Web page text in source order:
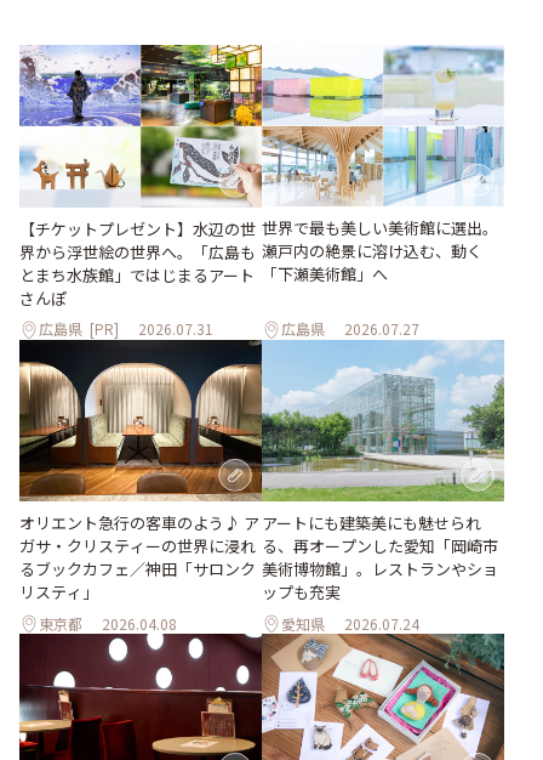
【チケットプレゼント】水辺の世
界から浮世絵の世界へ。「広島も
とまち水族館」ではじまるアート
さんぽ
広島県 [PR] 2026.07.31
世界で最も美しい美術館に選出。
瀬戸内の絶景に溶け込む、動く
「下瀬美術館」へ
広島県 2026.07.27
オリエント急行の客車のよう♪ ア
ガサ・クリスティーの世界に浸れ
るブックカフェ／神田「サロンク
リスティ」
東京都 2026.04.08
アートにも建築美にも魅せられ
る、再オープンした愛知「岡崎市
美術博物館」。レストランやショ
ップも充実
愛知県 2026.07.24